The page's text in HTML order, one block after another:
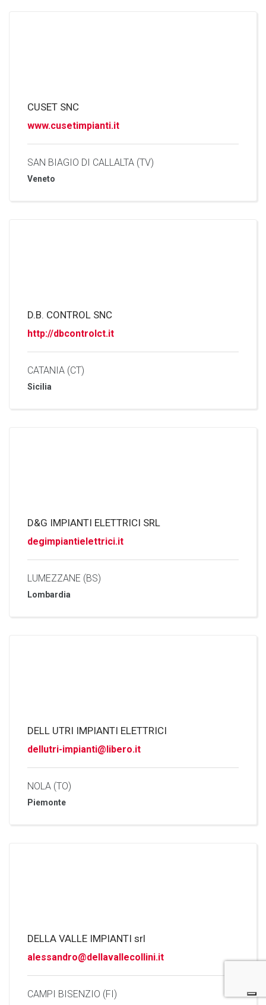
CUSET SNC
www.cusetimpianti.it
SAN BIAGIO DI CALLALTA (TV)
Veneto
D.B. CONTROL SNC
http://dbcontrolct.it
CATANIA (CT)
Sicilia
D&G IMPIANTI ELETTRICI SRL
degimpiantielettrici.it
LUMEZZANE (BS)
Lombardia
DELL UTRI IMPIANTI ELETTRICI
dellutri-impianti@libero.it
NOLA (TO)
Piemonte
DELLA VALLE IMPIANTI srl
alessandro@dellavallecollini.it
CAMPI BISENZIO (FI)